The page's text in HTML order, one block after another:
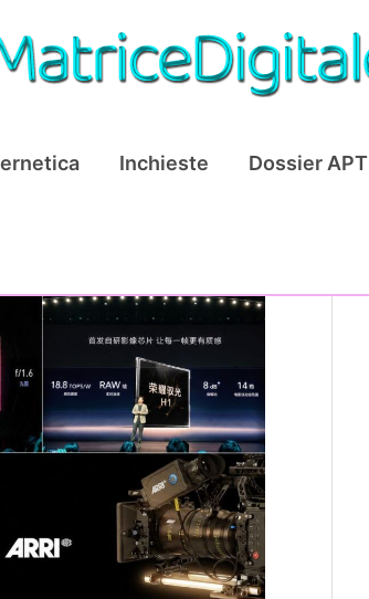
Inchieste Dossier APT